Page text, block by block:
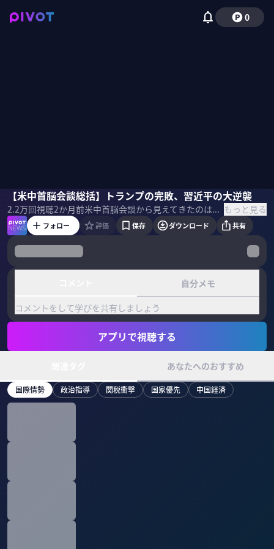
0
【米中首脳会談総括】トランプの完敗、習近平の大逆襲
2.2万回視聴2か月前 米中首脳会談から見えてきたのは、アジアのパワーバランスの大きな変化だ。なぜトランプは習近平に圧倒されたのか？その背景を、経済アナリストのジョセフ・クラフト氏に分析してもらった。 ＜ゲスト＞ ジョセフ・クラフト｜経済アナリスト UCバークレー校を卒業後、モルガン・スタンレー本社に入社。東京支社で為替本部長などを歴任。2015年に独立し会社を設立。東京国際大学の副学長やソニーグループ、東京エレクトロンの社外取締役を務める。 ＜目次＞ もっと見る
ジョセフ・クラフト佐々木紀彦
フォロー 評価 保存 ダウンロード 共有
自分メモ
コメントをして学びを共有しましょう
アプリで視聴する
あなたへのおすすめ
国際情勢 政治指導 関税衝撃 国家優先 中国経済